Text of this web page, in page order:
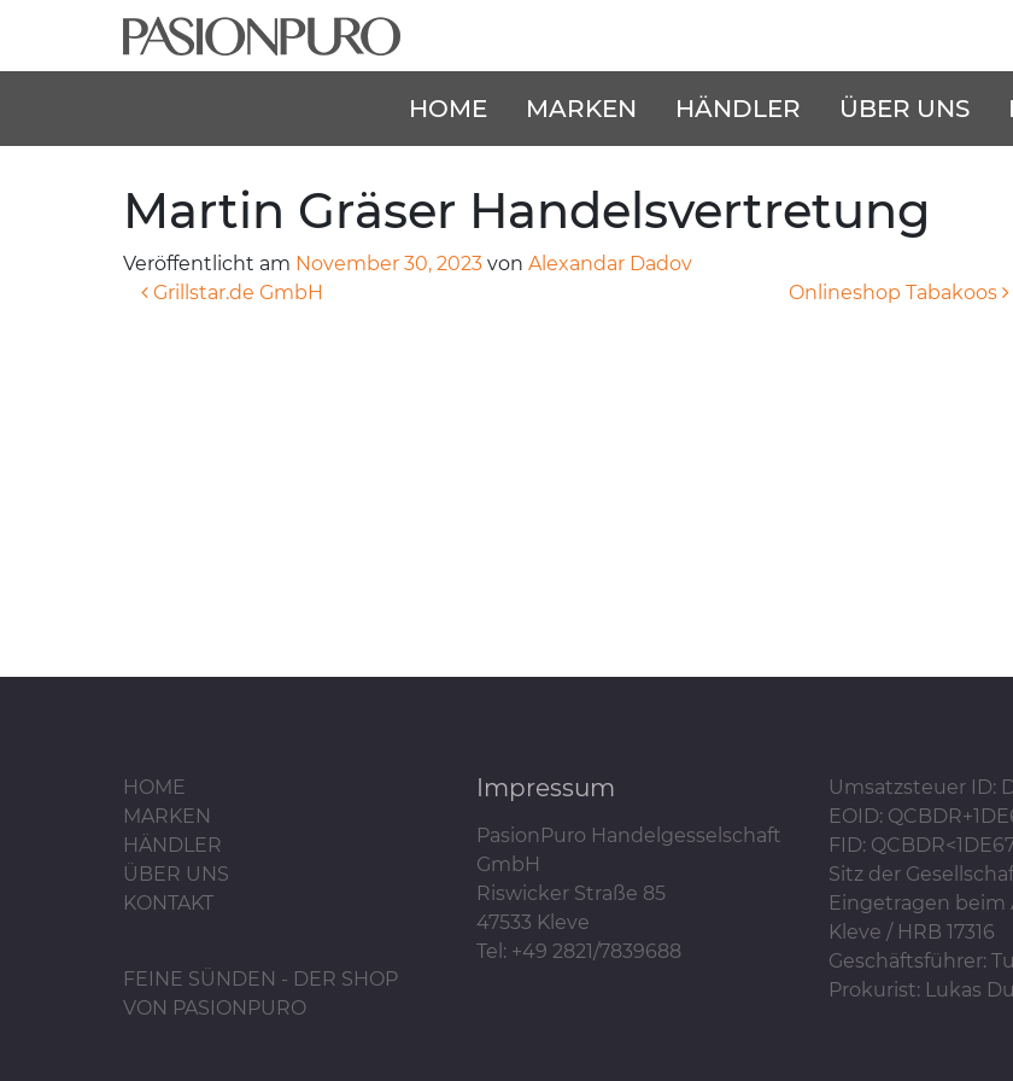
HOME MARKEN HÄNDLER ÜBER UNS
Martin Gräser Handelsvertretung
Veröffentlicht am November 30, 2023 von Alexandar Dadov
Beitragsnavigation
Grillstar.de GmbH Onlineshop Tabakoos
HOME
MARKEN
HÄNDLER
ÜBER UNS
KONTAKT
FEINE SÜNDEN - DER SHOP
VON PASIONPURO
Impressum
PasionPuro Handelgesselschaft
GmbH
Riswicker Straße 85
47533 Kleve
Tel: +49 2821/7839688
Umsatzsteuer ID:
EOID:
FID:
Sitz der
Eingetragen
Kleve / HRB 17316
Geschäftsführer:
Prokurist: Lukas